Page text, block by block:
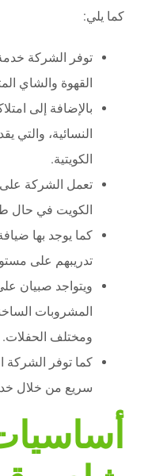
كما يلي:
توفر الشركة
القهوة والشاي
بالإضافة إلى
النسائية، والتي
الكويتية.
تعمل الشركة على
الكويت في حال
كما يوجد بها
تدريبهم على
ويتواجد صبيان
المشروبات
ومختلف الحفلات.
كما توفر
سريع من خلال